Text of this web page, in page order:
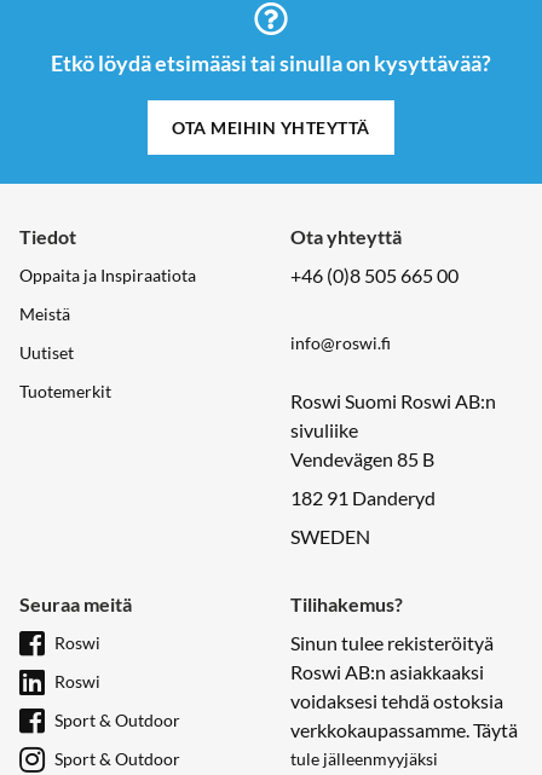
Etkö löydä etsimääsi tai sinulla on kysyttävää?
OTA MEIHIN YHTEYTTÄ
Tiedot
Oppaita ja Inspiraatiota
Meistä
Uutiset
Tuotemerkit
Ota yhteyttä
+46 (0)8 505 665 00
info@roswi.fi
Roswi Suomi Roswi AB:n
sivuliike
Vendevägen 85 B
182 91 Danderyd
SWEDEN
Seuraa meitä
Roswi
Roswi
Sport & Outdoor
Sport & Outdoor
Tilihakemus?
Sinun tulee rekisteröityä
Roswi AB:n asiakkaaksi
voidaksesi tehdä ostoksia
verkkokaupassamme. Täytä
tule jälleenmyyjäksi